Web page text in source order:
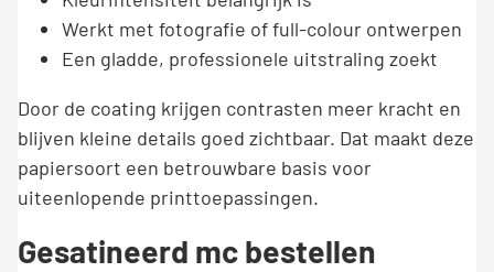
Werkt met fotografie of full-colour ontwerpen
Een gladde, professionele uitstraling zoekt
Door de coating krijgen contrasten meer kracht en
blijven kleine details goed zichtbaar. Dat maakt deze
papiersoort een betrouwbare basis voor
uiteenlopende printtoepassingen.
Gesatineerd mc bestellen